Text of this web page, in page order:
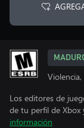
Los editores de
de tu perfil de Xbox
información